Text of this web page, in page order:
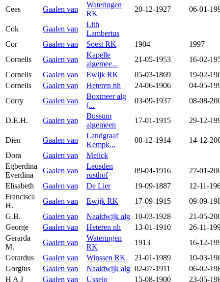
Cees Gaalen van
Wateringen
RK
20-12-1927 06-01-
Cok Gaalen van
Lith
Lambertus
Cor
Gaalen van Soest RK 1904
1997
Cornelis
Gaalen van
Kapelle
algemee...
21-05-1953
16-02-
Cornelis
Gaalen van Ewijk RK 05-03-1869
19-02-
Cornelis
Gaalen van Heteren nh 24-06-1906
04-05-
Corry
Gaalen van
Boxmeer alg
(...
03-09-1937 08-08-
D.E.H. Gaalen van
Bussum
algemeen
17-01-1915 29-12-
Dien Gaalen van
Landgraaf
Kempk...
08-12-1914
14-12-
Dora
Gaalen van
Melick
Egberdina
Everdina
Gaalen van
Leusden
rusthof
09-04-1916
27-01-
Elisabeth
Gaalen van De Lier 19-09-1887
12-11-
Francisca
H.
Gaalen van Ewijk RK 17-09-1915
09-09-
G.B.
Gaalen van Naaldwijk alg 10-03-1928
21-05-
George
Gaalen van Heteren nh 13-01-1910
26-11-
Gerarda
M.
Gaalen van
Wateringen
RK
1913
16-12-
Gerardus
Gaalen van Winssen RK 21-01-1989
10-03-
Gorgius
Gaalen van Naaldwijk alg 02-07-1911
06-02-
H A J
Gaalen van Usselo 15-08-1900
23-05-